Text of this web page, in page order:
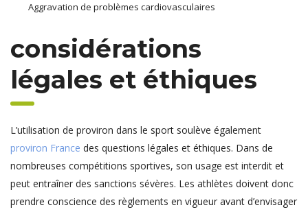
Aggravation de problèmes cardiovasculaires
considérations
légales et éthiques
L’utilisation de proviron dans le sport soulève également
proviron France des questions légales et éthiques. Dans de
nombreuses compétitions sportives, son usage est interdit et
peut entraîner des sanctions sévères. Les athlètes doivent donc
prendre conscience des règlements en vigueur avant d’envisager